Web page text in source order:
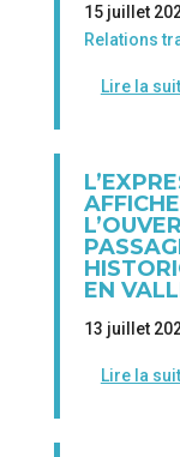
15 juillet
Relations
Lire la
EN
13 juillet
Lire la